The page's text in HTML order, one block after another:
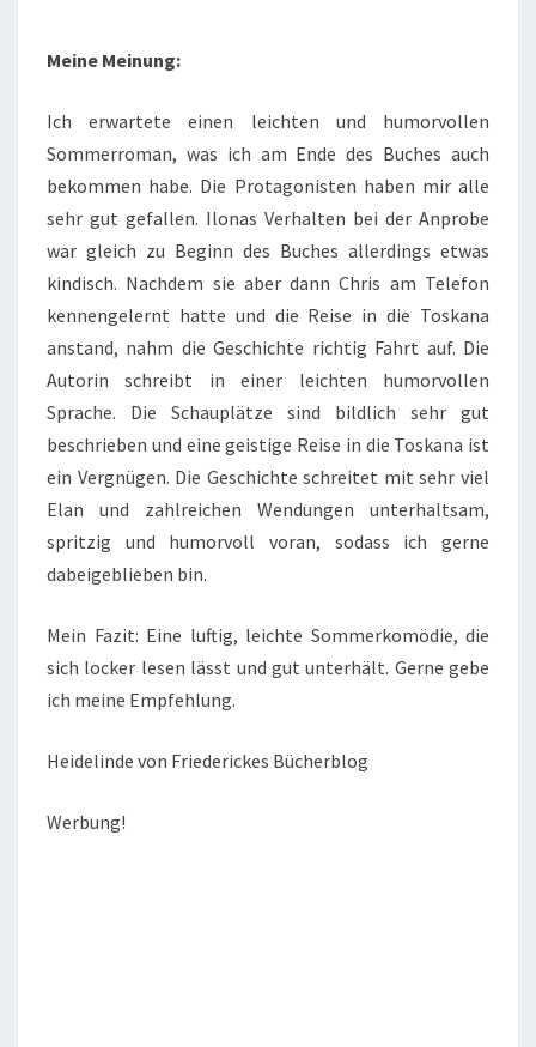
Meine Meinung:
Ich erwartete einen leichten und humorvollen
Sommerroman, was ich am Ende des Buches auch
bekommen habe. Die Protagonisten haben mir alle
sehr gut gefallen. Ilonas Verhalten bei der Anprobe
war gleich zu Beginn des Buches allerdings etwas
kindisch. Nachdem sie aber dann Chris am Telefon
kennengelernt hatte und die Reise in die Toskana
anstand, nahm die Geschichte richtig Fahrt auf. Die
Autorin schreibt in einer leichten humorvollen
Sprache. Die Schauplätze sind bildlich sehr gut
beschrieben und eine geistige Reise in die Toskana ist
ein Vergnügen. Die Geschichte schreitet mit sehr viel
Elan und zahlreichen Wendungen unterhaltsam,
spritzig und humorvoll voran, sodass ich gerne
dabeigeblieben bin.
Mein Fazit: Eine luftig, leichte Sommerkomödie, die
sich locker lesen lässt und gut unterhält. Gerne gebe
ich meine Empfehlung.
Heidelinde von Friederickes Bücherblog
Werbung!